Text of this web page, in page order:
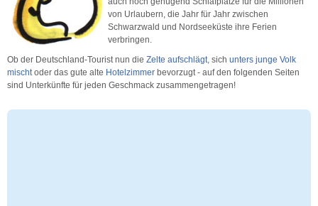
von Urlaubern, die Jahr für Jahr zwischen
Schwarzwald und Nordseeküste ihre Ferien
verbringen.
Ob der Deutschland-Tourist nun die Zelte aufschlägt, sich unters junge Volk
mischtoder das gute alte Hotelzimmer bevorzugt - auf den folgenden Seiten
sind Unterkünfte für jeden Geschmack zusammengetragen!